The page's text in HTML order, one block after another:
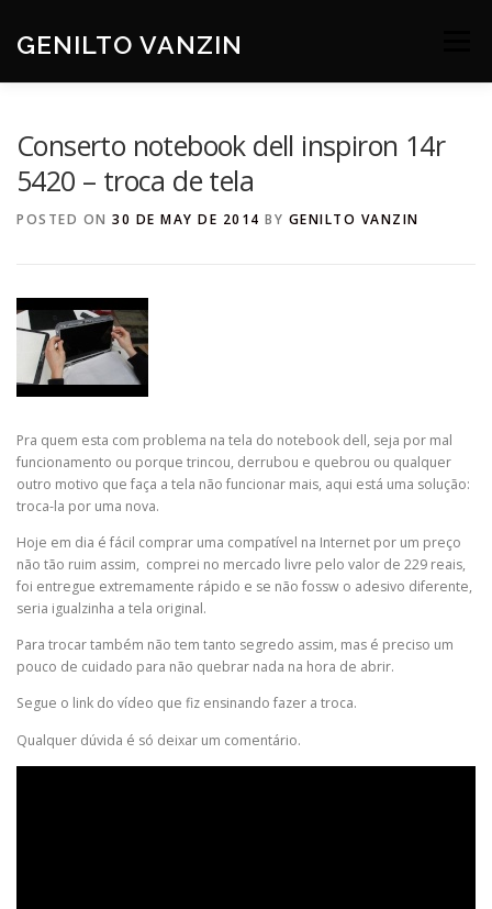
content
GENILTO VANZIN
Conserto notebook dell inspiron 14r
5420 – troca de tela
POSTED ON 30 DE MAY DE 2014 BY GENILTO VANZIN
Pra quem esta com problema na tela do notebook dell, seja por mal
funcionamento ou porque trincou, derrubou e quebrou ou qualquer
outro motivo que faça a tela não funcionar mais, aqui está uma solução:
troca-la por uma nova.
Hoje em dia é fácil comprar uma compatível na Internet por um preço
não tão ruim assim, comprei no mercado livre pelo valor de 229 reais,
foi entregue extremamente rápido e se não fossw o adesivo diferente,
seria igualzinha a tela original.
Para trocar também não tem tanto segredo assim, mas é preciso um
pouco de cuidado para não quebrar nada na hora de abrir.
Segue o link do vídeo que fiz ensinando fazer a troca.
Qualquer dúvida é só deixar um comentário.